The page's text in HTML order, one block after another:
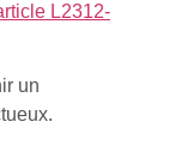
L2312-
un